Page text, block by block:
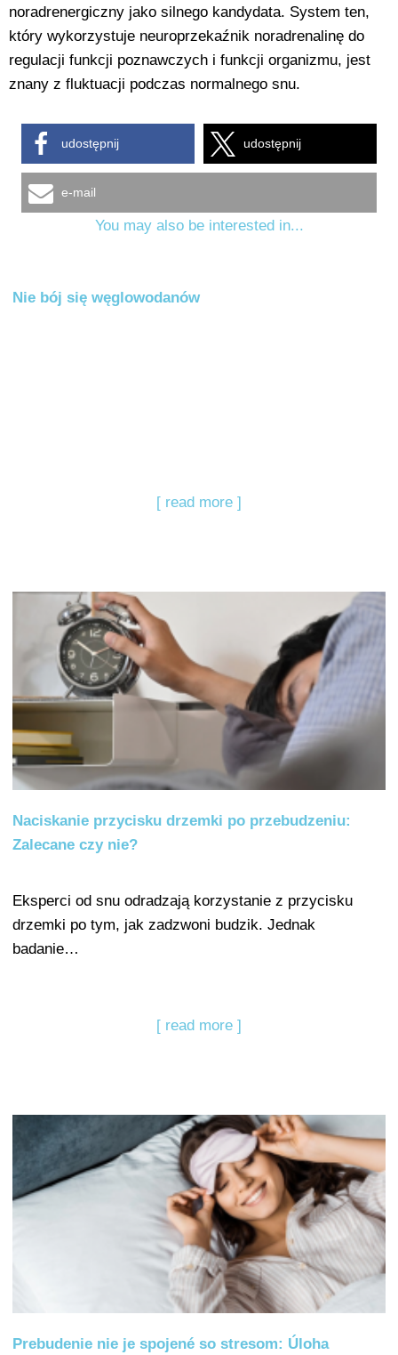
noradrenergiczny jako silnego kandydata. System ten,
który wykorzystuje neuroprzekaźnik noradrenalinę do
regulacji funkcji poznawczych i funkcji organizmu, jest
znany z fluktuacji podczas normalnego snu.
udostępnij udostępnij
e-mail
You may also be interested in...
Nie bój się węglowodanów
[ read more ]
Naciskanie przycisku drzemki po przebudzeniu:
Zalecane czy nie?
Eksperci od snu odradzają korzystanie z przycisku
drzemki po tym, jak zadzwoni budzik. Jednak
badanie…
[ read more ]
Prebudenie nie je spojené so stresom: Úloha